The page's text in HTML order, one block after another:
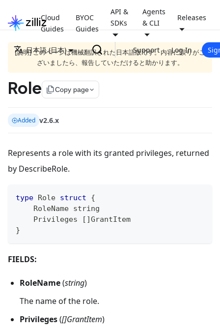
Cloud
Guides
BYOC
Guides
API &
SDKs
Agents
& CLI
Releases
日本語 (日本) Support Log In
[説明] このページは機械翻訳された日本語版です。内容に誤りがご
ざいましたら、報告していただけると助かります。
Role file_copyCopy page
Added v2.6.x
Represents a role with its granted privileges, returned
by DescribeRole.
type Role struct
{
    RoleName
string
    Privileges
[ ]GrantItem
}
FIELDS:
RoleName(string)
The name of the role.
Privileges([]GrantItem)